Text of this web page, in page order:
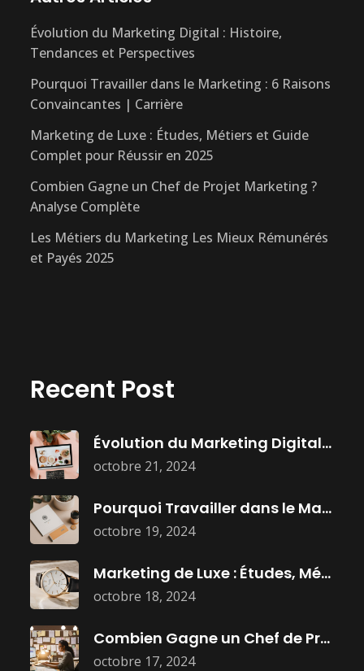
Évolution du Marketing Digital : Histoire,
Tendances et Perspectives
Pourquoi Travailler dans le Marketing : 6 Raisons
Convaincantes | Carrière
Marketing de Luxe : Études, Métiers et Guide
Complet pour Réussir en 2025
Combien Gagne un Chef de Projet Marketing ?
Analyse Complète
Les Métiers du Marketing Les Mieux Rémunérés
et Payés 2025
Recent Post
octobre 21, 2024
Évolution du Marketing Digital : Histoire,
octobre 19, 2024
Pourquoi Travailler dans le Marketing :
octobre 18, 2024
Marketing de Luxe : Études, Métiers
octobre 17, 2024
Combien Gagne un Chef de Projet